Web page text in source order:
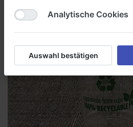
Analytische Cookies
Auswahl bestätigen